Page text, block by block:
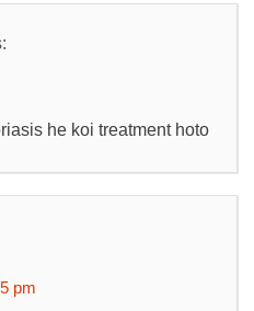
he koi treatment hoto
pm